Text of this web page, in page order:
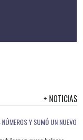
+ NOTICIAS
Y SUMÓ UN NUEVO